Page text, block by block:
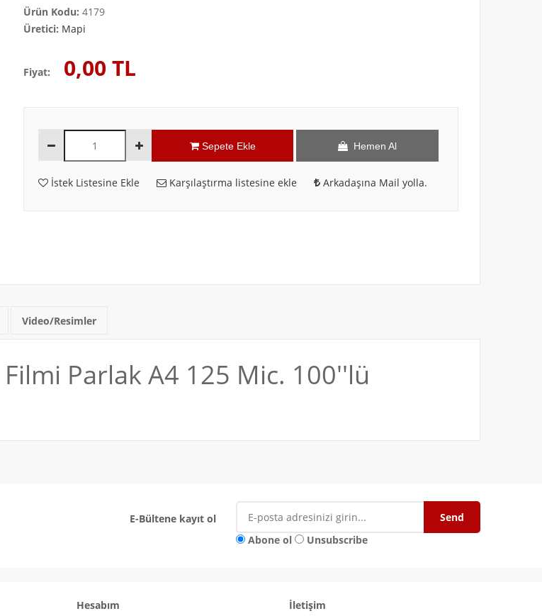
Ürün Kodu: 4179
Üretici: Mapi
Fiyat: 0,00 TL
Sepete Ekle Hemen Al
İstek Listesine Ekle Karşılaştırma listesine ekle Arkadaşına Mail yolla.
Video/Resimler
Parlak A4 125 Mic. 100''lü
E-Bültene kayıt ol
Abone ol
Unsubscribe
Hesabım İletişim